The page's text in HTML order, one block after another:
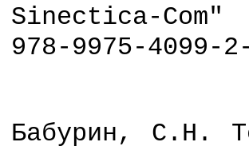
Sinectica-
978-9975-4099-
Бабурин, С.Н.